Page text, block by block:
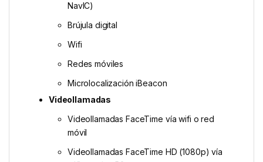
NavIC)
Brújula digital
Wifi
Redes móviles
Microlocalización iBeacon
Videollamadas
Videollamadas FaceTime vía wifi o red
móvil
Videollamadas FaceTime HD (1080p) vía